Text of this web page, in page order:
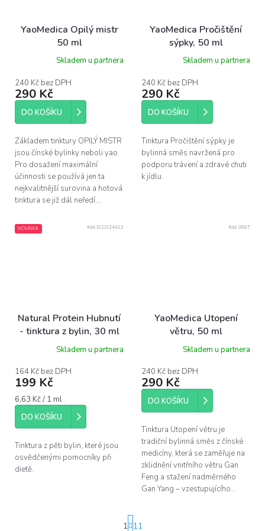
YaoMedica Opilý mistr
50 ml
Skladem u partnera
240 Kč bez DPH
290 Kč
DO KOŠÍKU
Základem tinktury OPILÝ MISTR
jsou čínské bylinky neboli yao.
Pro dosažení maximální
účinnosti se používá jen ta
nejkvalitnější surovina a hotová
tinktura se již dál neředí....
YaoMedica Pročištění
sýpky, 50 ml
Skladem u partnera
240 Kč bez DPH
290 Kč
DO KOŠÍKU
Tinktura Pročištění sýpky je
bylinná směs navržená pro
podporu trávení a zdravé chuti
k jídlu.
NOVINKA
Natural Protein Hubnutí
- tinktura z bylin, 30 ml
Skladem u partnera
164 Kč bez DPH
199 Kč
Měrná
cena:
6,63 Kč / 1 ml
DO KOŠÍKU
Tinktura z pěti bylin, které jsou
osvědčenými pomocníky při
dietě.
Kód: ECO134413
YaoMedica Utopení
větru, 50 ml
Skladem u partnera
240 Kč bez DPH
290 Kč
DO KOŠÍKU
Tinktura Utopení větru je
tradiční bylinná směs z čínské
medicíny, která se zaměřuje na
zklidnění vnitřního větru Gan
Feng a stažení nadměrného
Gan Yang – vzestupujícího...
Kód: 088T
1 11